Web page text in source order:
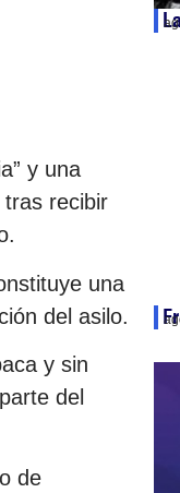
y una
tras recibir
una
del asilo.
y sin
del
de